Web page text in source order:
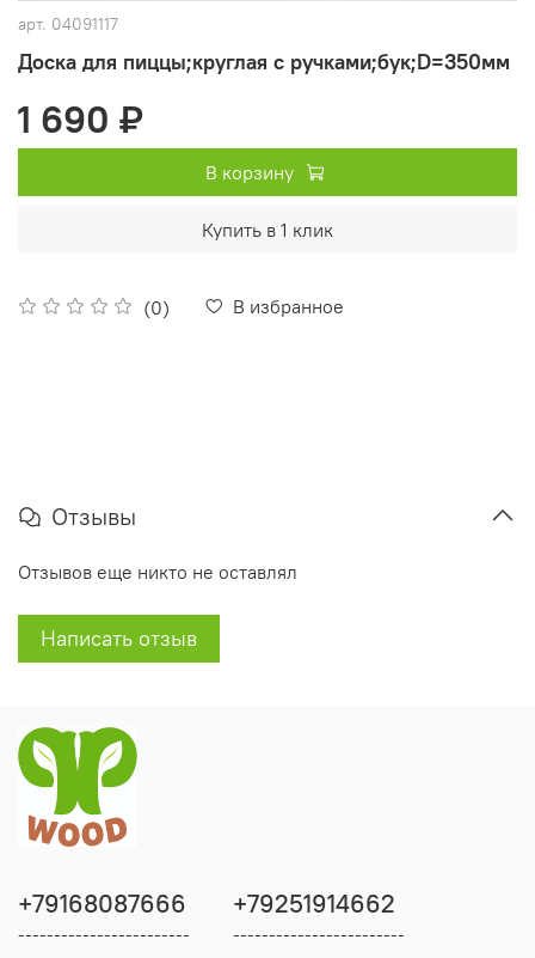
арт. 04091117
Доска для пиццы;круглая с ручками;бук;D=350мм
(0) В избранное
1 690 ₽
В корзину
Купить в 1 клик
Отзывы
Отзывов еще никто не оставлял
Написать отзыв
+79168087666
------------------------
+79251914662
------------------------